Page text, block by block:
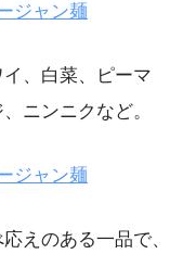
、白菜、ピーマ
ニンニクなど。
えのある一品で、